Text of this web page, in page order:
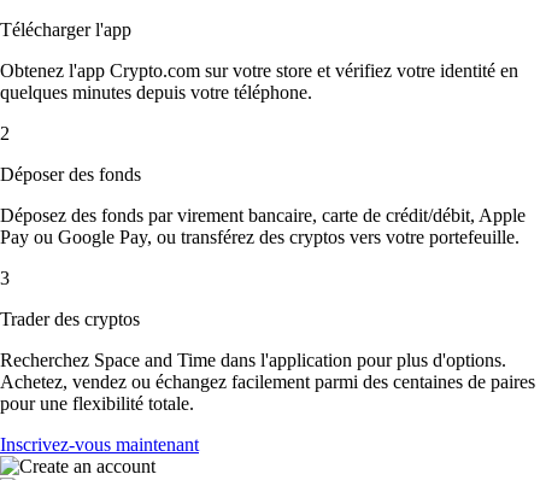
Télécharger l'app
Obtenez l'app Crypto.com sur votre store et vérifiez votre identité en
quelques minutes depuis votre téléphone.
2
Déposer des fonds
Déposez des fonds par virement bancaire, carte de crédit/débit, Apple
Pay ou Google Pay, ou transférez des cryptos vers votre portefeuille.
3
Trader des cryptos
Recherchez Space and Time dans l'application pour plus d'options.
Achetez, vendez ou échangez facilement parmi des centaines de paires
pour une flexibilité totale.
Inscrivez-vous maintenant